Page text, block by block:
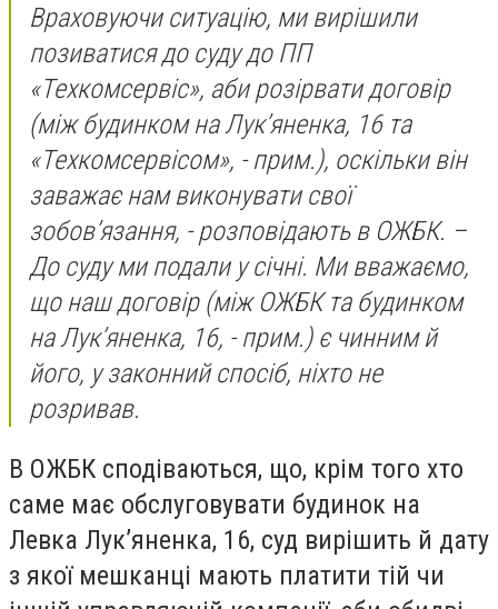
Враховуючи ситуацію, ми вирішили
позиватися до суду до ПП
«Техкомсервіс», аби розірвати договір
(між будинком на Лук’яненка, 16 та
«Техкомсервісом», - прим.), оскільки він
заважає нам виконувати свої
зобов’язання, - розповідають в ОЖБК. –
До суду ми подали у січні. Ми вважаємо,
що наш договір(між ОЖБК та будинком
на Лук’яненка, 16, - прим.) є чинним й
його, у законний спосіб, ніхто не
розривав.
В ОЖБК сподіваються, що, крім того хто
саме має обслуговувати будинок на
Левка Лук’яненка, 16, суд вирішить й дату
з якої мешканці мають платити тій чи